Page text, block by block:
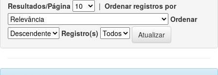
Resultados/Página | Ordenar registros por
Ordenar
Registro(s)